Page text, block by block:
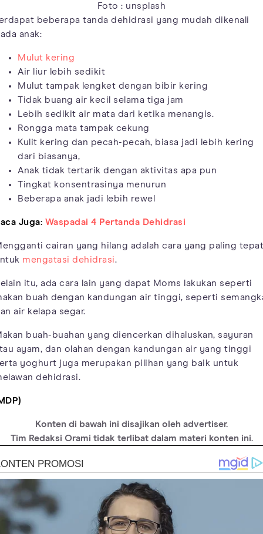
Foto : unsplash
beberapa tanda dehidrasi yang mudah dikenali
anak:
Mulut kering
Air liur lebih sedikit
Mulut tampak lengket dengan bibir kering
Tidak buang air kecil selama tiga jam
Lebih sedikit air mata dari ketika menangis.
Rongga mata tampak cekung
Kulit kering dan pecah-pecah, biasa jadi lebih kering
dari biasanya,
Anak tidak tertarik dengan aktivitas apa pun
Tingkat konsentrasinya menurun
Beberapa anak jadi lebih rewel
Juga: Waspadai 4 Pertanda Dehidrasi
cairan yang hilang adalah cara yang paling tepat
mengatasi dehidrasi.
itu, ada cara lain yang dapat Moms lakukan seperti
buah dengan kandungan air tinggi, seperti
air kelapa segar.
buah-buahan yang diencerkan dihaluskan, sayuran
ayam, dan olahan dengan kandungan air yang tinggi
yoghurt juga merupakan pilihan yang baik untuk
dehidrasi.
Konten di bawah ini disajikan oleh advertiser.
Tim Redaksi Orami tidak terlibat dalam materi konten ini.